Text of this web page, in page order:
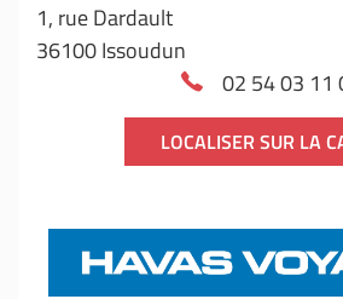
1, rue Dardault
36100 Issoudun
02 54 03 11
LOCALISER SUR LA